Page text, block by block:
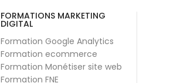
FORMATIONS MARKETING
DIGITAL
Formation Google Analytics
Formation ecommerce
Formation Monétiser site web
Formation FNE